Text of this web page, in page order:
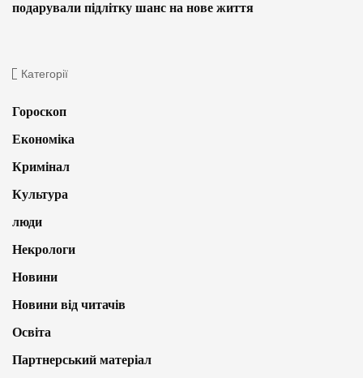
подарували підлітку шанс на нове життя
Категорії
Гороскоп
Економіка
Кримінал
Культура
люди
Некрологи
Новини
Новини від читачів
Освіта
Партнерський матеріал